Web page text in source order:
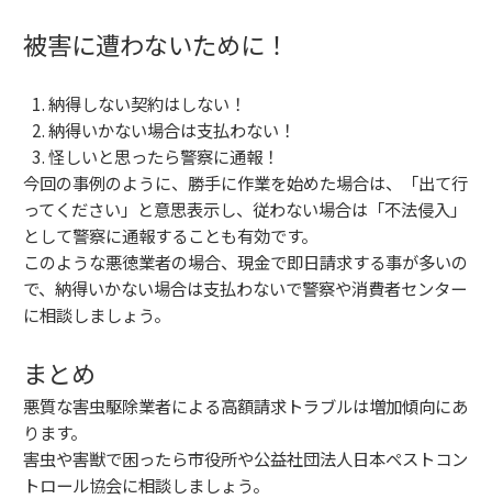
被害に遭わないために！
納得しない契約はしない！
納得いかない場合は支払わない！
怪しいと思ったら警察に通報！
今回の事例のように、勝手に作業を始めた場合は、「出て行
ってください」と意思表示し、従わない場合は「不法侵入」
として警察に通報することも有効です。
このような悪徳業者の場合、現金で即日請求する事が多いの
で、納得いかない場合は支払わないで警察や消費者センター
に相談しましょう。
まとめ
悪質な害虫駆除業者による高額請求トラブルは増加傾向にあ
ります。
害虫や害獣で困ったら市役所や公益社団法人日本ペストコン
トロール協会に相談しましょう。